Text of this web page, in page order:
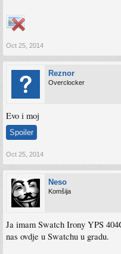
Oct 25, 2014
Reznor
Overclocker
Evo i moj
Spoiler
Oct 25, 2014
Neso
Komšija
Ja imam Swatch Irony YPS
nas ovdje u Swatchu u gradu.